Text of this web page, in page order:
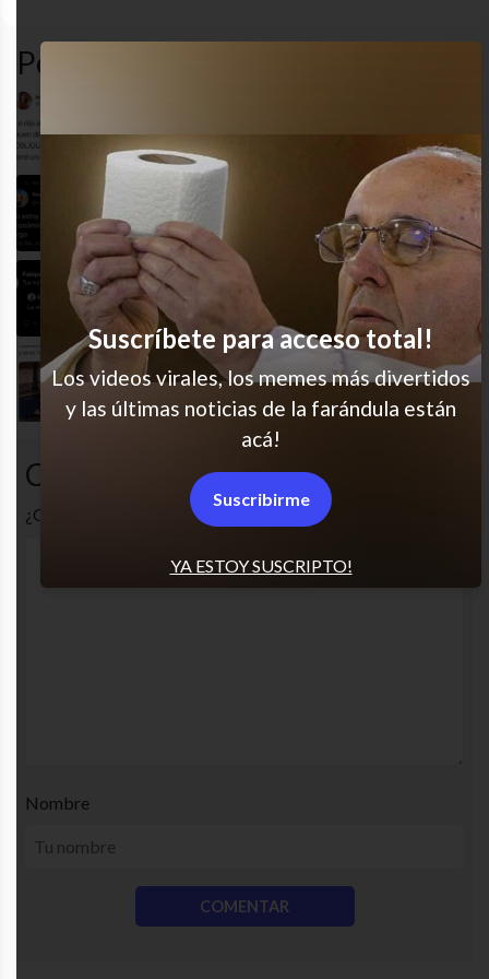
Popular en LVI
Es cierto =(
La hipocresía
Maldizión!
Comentarios
¿Cuál es tu opinión? Comenta!
Nombre
YA ESTOY SUSCRIPTO!
Suscríbete para acceso total!
Los videos virales, los memes más divertidos
y las últimas noticias de la farándula están
acá!
Suscribirme